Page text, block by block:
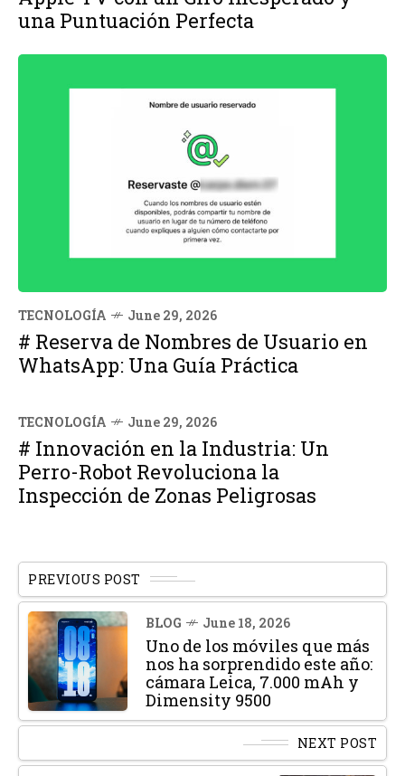
una Puntuación Perfecta
TECNOLOGÍA June 29, 2026
# Reserva de Nombres de Usuario en
WhatsApp: Una Guía Práctica
TECNOLOGÍA June 29, 2026
# Innovación en la Industria: Un
Perro-Robot Revoluciona la
Inspección de Zonas Peligrosas
PREVIOUS POST
BLOG June 18, 2026
Uno de los móviles que más
nos ha sorprendido este año:
cámara Leica, 7.000 mAh y
Dimensity 9500
NEXT POST